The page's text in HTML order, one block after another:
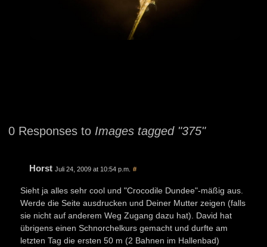
0 Responses to Images tagged "375"
Horst Juli 24, 2009 at 10:54 p.m. #
Sieht ja alles sehr cool und "Crocodile Dundee"-mäßig aus.
Werde die Seite ausdrucken und Deiner Mutter zeigen (falls
sie nicht auf anderem Weg Zugang dazu hat). David hat
übrigens einen Schnorchelkurs gemacht und durfte am
letzten Tag die ersten 50 m (2 Bahnen im Hallenbad)